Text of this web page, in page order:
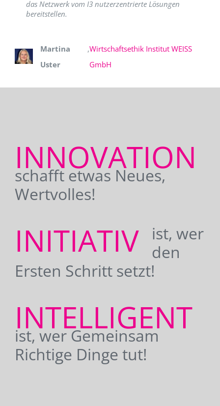
das Netzwerk vom I3 nutzerzentrierte Lösungen
bereitstellen.
Martina
Uster
,Wirtschaftsethik Institut WEISS
GmbH
INNOVATION
schafft etwas Neues,
Wertvolles!
INITIATIV
ist, wer
den
Ersten Schritt setzt!
INTELLIGENT
ist, wer Gemeinsam
Richtige Dinge tut!